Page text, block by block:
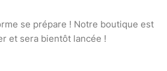
se prépare ! Notre boutique est
et sera bientôt lancée !